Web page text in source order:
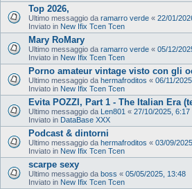
Top 2026,
Ultimo messaggio da ramarro verde « 22/01/
Inviato in New Ifix Tcen Tcen
Mary RoMary
Ultimo messaggio da ramarro verde « 05/12/
Inviato in New Ifix Tcen Tcen
Porno amateur vintage visto con gli
Ultimo messaggio da hermafroditos « 06/11/
Inviato in New Ifix Tcen Tcen
Evita POZZI, Part 1 - The Italian Era
Ultimo messaggio da Len801 « 27/10/2025, 6:17
Inviato in DataBase XXX
Podcast & dintorni
Ultimo messaggio da hermafroditos « 03/09/
Inviato in New Ifix Tcen Tcen
scarpe sexy
Ultimo messaggio da boss « 05/05/2025, 13:48
Inviato in New Ifix Tcen Tcen